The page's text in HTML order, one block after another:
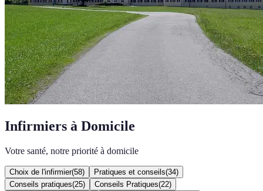
Infirmiers à Domicile
Votre santé, notre priorité à domicile
Choix de l'infirmier(58) Pratiques et conseils(34)
Conseils pratiques(25) Conseils Pratiques(22)